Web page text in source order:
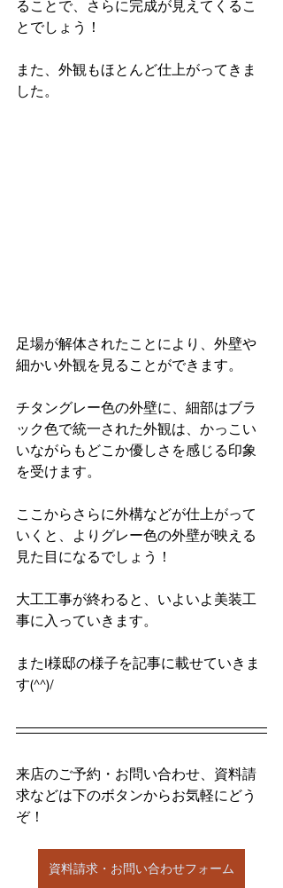
ることで、さらに完成が見えてくるこ
とでしょう！
また、外観もほとんど仕上がってきま
した。
足場が解体されたことにより、外壁や
細かい外観を見ることができます。
チタングレー色の外壁に、細部はブラ
ック色で統一された外観は、かっこい
いながらもどこか優しさを感じる印象
を受けます。
ここからさらに外構などが仕上がって
いくと、よりグレー色の外壁が映える
見た目になるでしょう！
大工工事が終わると、いよいよ美装工
事に入っていきます。
またI様邸の様子を記事に載せていきま
す(^^)/
来店のご予約・お問い合わせ、資料請
求などは下のボタンからお気軽にどう
ぞ！
資料請求・お問い合わせフォーム